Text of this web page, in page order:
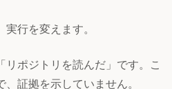
行を変えます。
ポジトリを読んだ」です。こ
証拠を示していません。